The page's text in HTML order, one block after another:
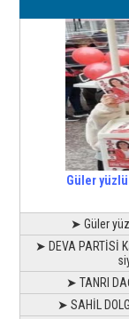
Güler
➤ Güler
➤ DEVA PARTİSİ
➤ TANRI
➤ SAHİL